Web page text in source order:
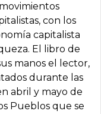
con los
capitalista
El libro de
manos el lector,
durante las
abril y mayo de
Pueblos que se